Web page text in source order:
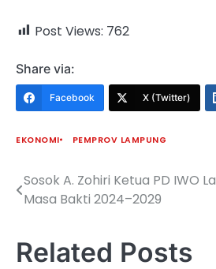
Post Views: 762
Share via:
Facebook X (Twitter)
EKONOMI PEMPROV LAMPUNG
Navigasi
Sosok A. Zohiri Ketua PD IWO
Masa Bakti 2024–2029
Related Posts